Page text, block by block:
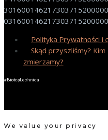
Polityka Prywatności i
Skąd przyszliśmy?
zmierzamy?
#BiotopLechnica
We value your privacy